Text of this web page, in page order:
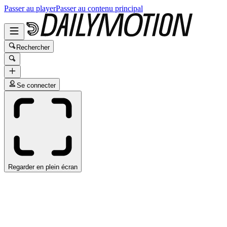
Passer au playerPasser au contenu principal
Rechercher
Se connecter
Regarder en plein écran